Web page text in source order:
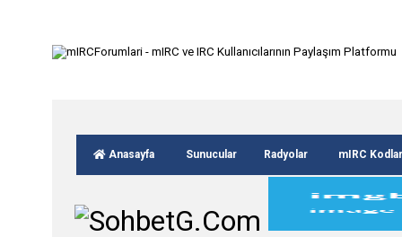
Anasayfa Sunucular Radyolar mIRC Kodlar